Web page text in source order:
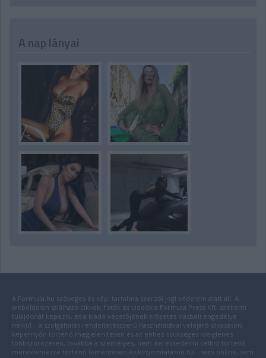
A nap lányai
A Formula.hu szöveges és képi tartalma szerzői jogi védelem alatt áll. A
weboldalon található cikkek, fotók és videók a Formula Press Kft. szellemi
tulajdonát képezik, és a kiadó vezetőjének előzetes írásbeli engedélye
nélkül – a szolgáltatás rendeltetésszerű használatával velejáró olvasáson,
képernyőn történő megjelenítésen és az ehhez szükséges ideiglenes
többszörözésen, továbbá a személyes, nem-kereskedelmi célból történő
merevlemezre történő lementésen és kinyomtatáson túl - sem online, sem